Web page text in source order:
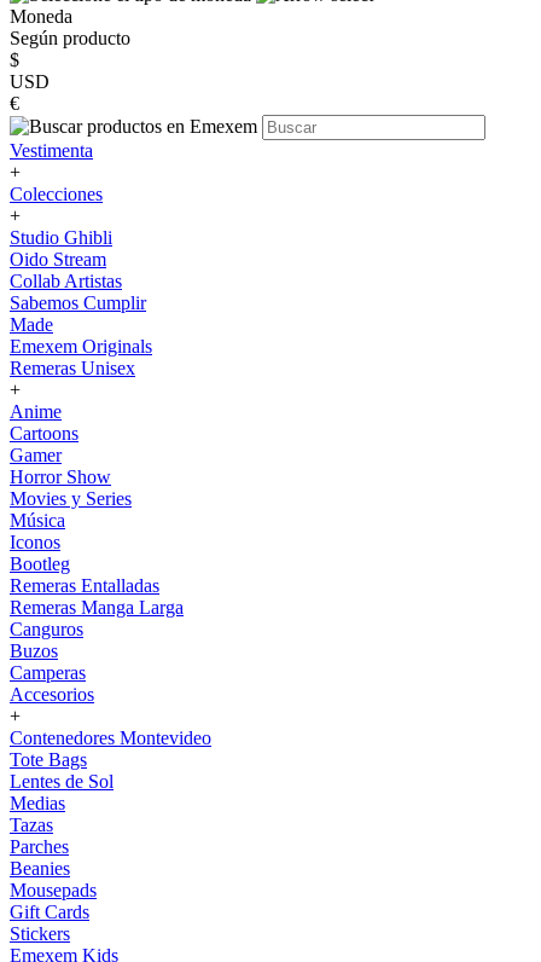
Moneda
Según producto
$
USD
€
Vestimenta
+
Colecciones
+
Studio Ghibli
Oido Stream
Collab Artistas
Sabemos Cumplir
Made
Emexem Originals
Remeras Unisex
+
Anime
Cartoons
Gamer
Horror Show
Movies y Series
Música
Iconos
Bootleg
Remeras Entalladas
Remeras Manga Larga
Canguros
Buzos
Camperas
Accesorios
+
Contenedores Montevideo
Tote Bags
Lentes de Sol
Medias
Tazas
Parches
Beanies
Mousepads
Gift Cards
Stickers
Emexem Kids